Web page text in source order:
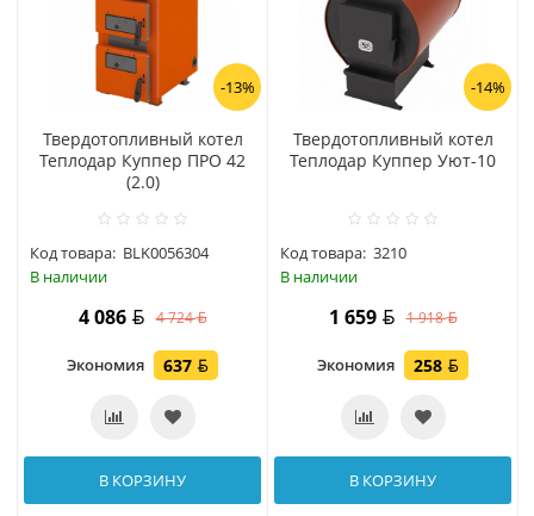
-13%
Твердотопливный котел
Теплодар Куппер ПРО 42
(2.0)
Код товара: BLK0056304
В наличии
4 086 4 724
Экономия 637
В КОРЗИНУ
-14%
Твердотопливный котел
Теплодар Куппер Уют-10
Код товара: 3210
В наличии
1 659 1 918
Экономия 258
В КОРЗИНУ